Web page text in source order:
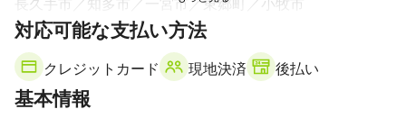
長久手市
知多市 一宮市 東郷町 小牧市
【三重県】
木曽岬町
対応可能な支払い方法
クレジットカード 現地決済 後払い
基本情報